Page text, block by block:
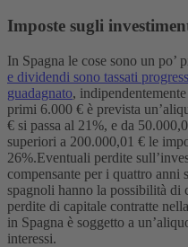
Imposte sugli
In Spagna le cose sono un po’
e dividendi sono tassati
guadagnato,
primi 6.000 € è prevista
€ si passa al 21%, e da
superiori a 200.000,01 € le
26%.Eventuali perdite
compensante per i quattro anni
spagnoli hanno la possibilità di
perdite di capitale contratte
in Spagna è soggetto a
interessi.